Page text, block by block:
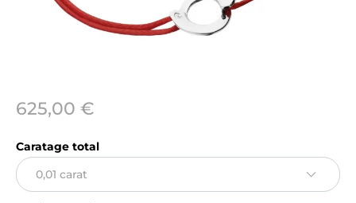
625,00 €
Caratage total